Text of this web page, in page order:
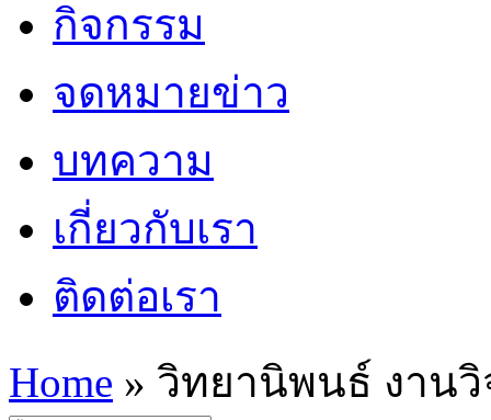
กิจกรรม
จดหมายข่าว
บทความ
เกี่ยวกับเรา
ติดต่อเรา
Home » วิทยานิพนธ์ งาน